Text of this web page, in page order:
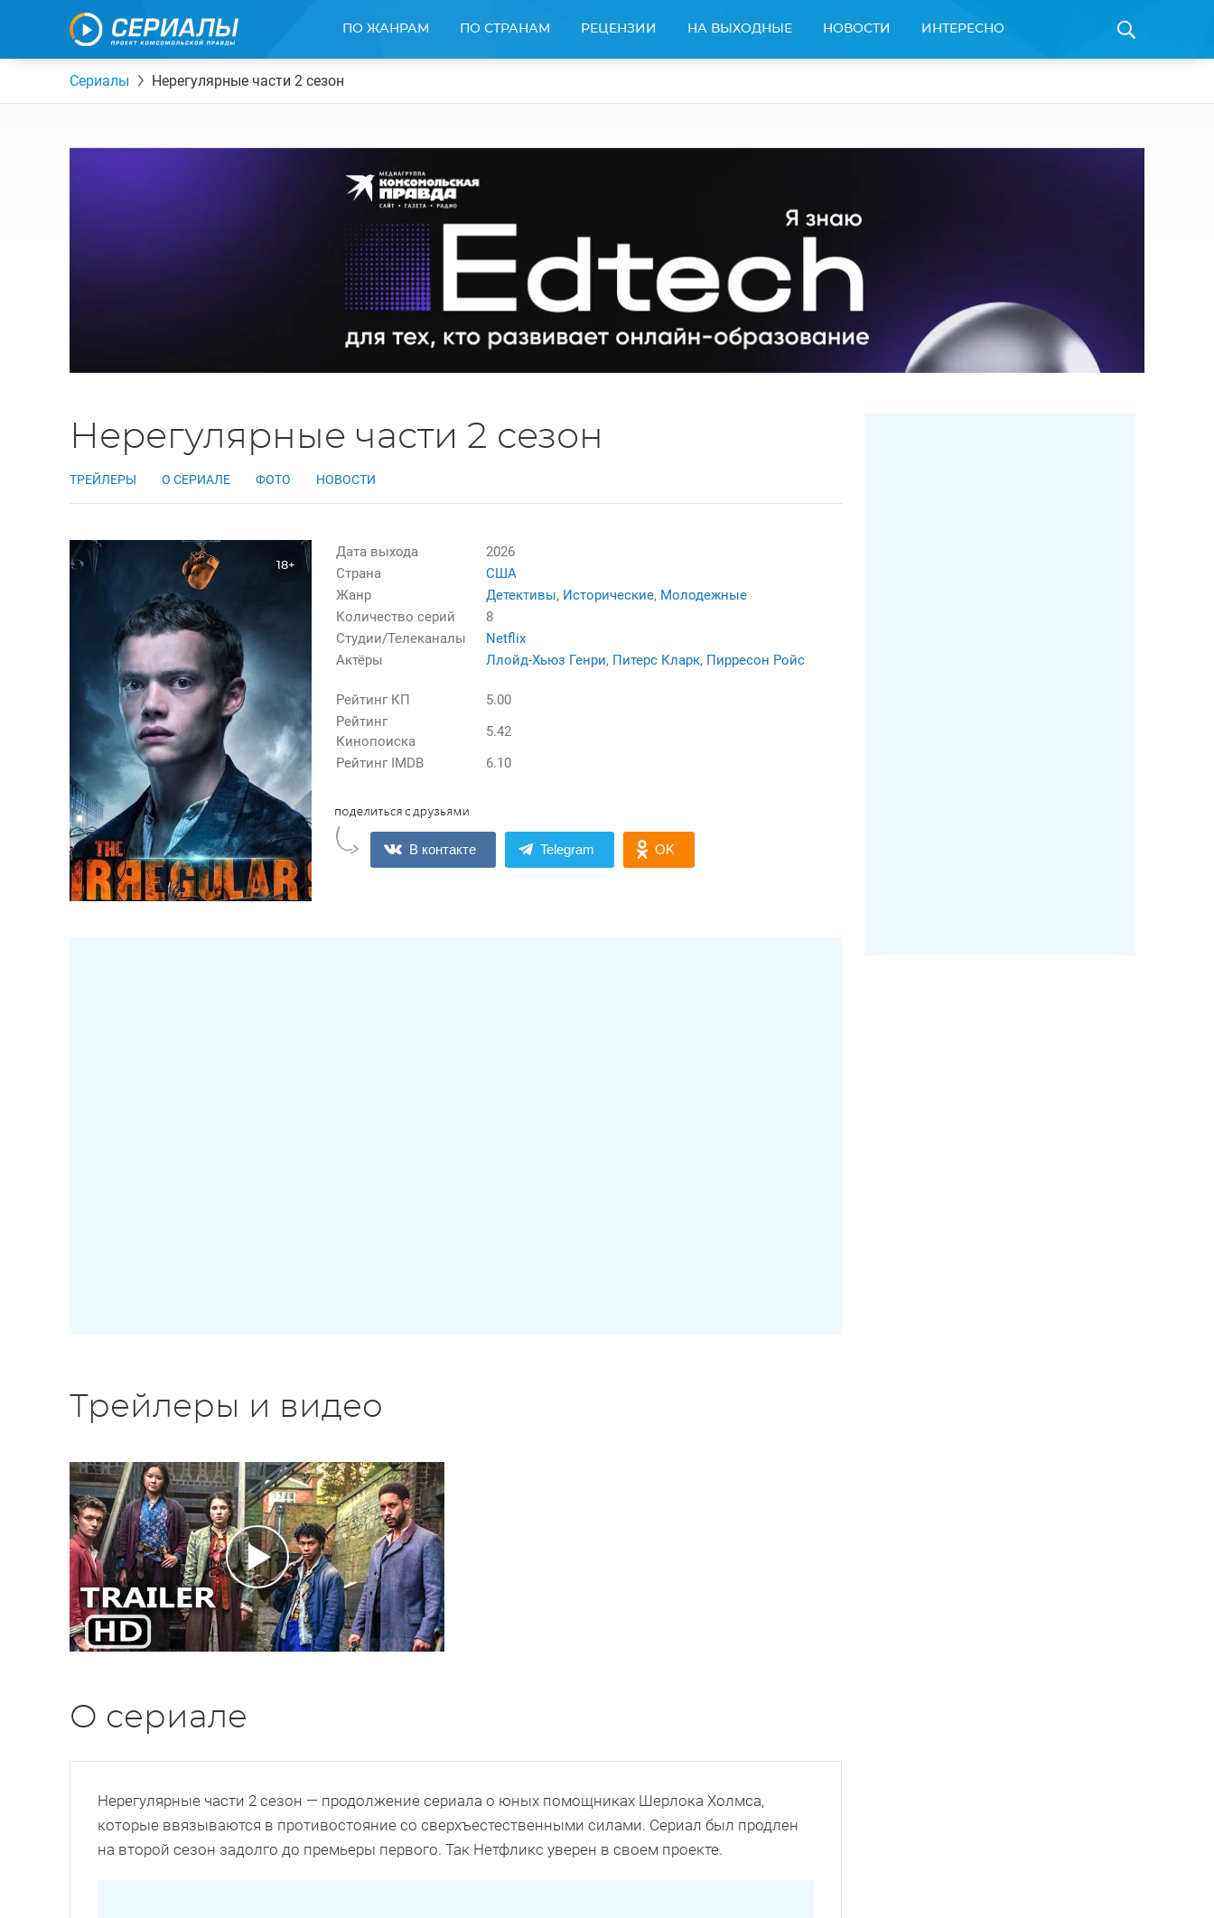
ПО ЖАНРАМ ПО СТРАНАМ РЕЦЕНЗИИ НА ВЫХОДНЫЕ НОВОСТИ ИНТЕРЕСНО
Сериалы Нерегулярные части 2 сезон
Нерегулярные части 2 сезон
ТРЕЙЛЕРЫ О СЕРИАЛЕ ФОТО НОВОСТИ
18+
Дата выхода
2026
Страна
США
Жанр
Детективы, Исторические, Молодежные
Количество серий
8
Студии/Телеканалы
Netflix
Актёры
Ллойд-Хьюз Генри, Питерс Кларк, Пирресон Ройс
Рейтинг КП
5.00
Рейтинг
Кинопоиска
5.42
Рейтинг IMDB
6.10
В контакте Telegram OK
Трейлеры и видео
О сериале
Нерегулярные части 2 сезон — продолжение сериала о юных помощниках Шерлока Холмса,
которые ввязываются в противостояние со сверхъестественными силами. Сериал был продлен
на второй сезон задолго до премьеры первого. Так Нетфликс уверен в своем проекте.